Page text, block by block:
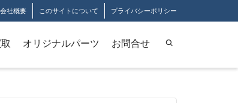
会社概要 このサイトについて プライバシーポリシー
オリジナルパーツ お問合せ